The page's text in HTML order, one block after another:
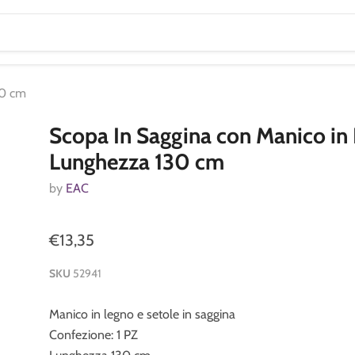
cm
Scopa In Saggina con Manico in
Lunghezza 130 cm
by EAC
€13,35
SKU 52941
Manico in legno e setole in saggina
Confezione: 1 PZ